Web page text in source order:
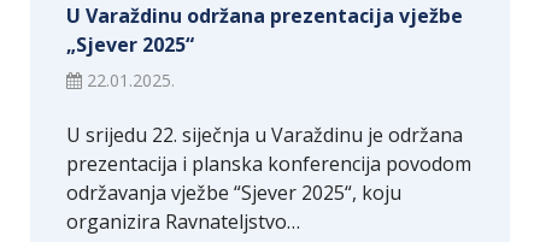
U Varaždinu održana prezentacija vježbe
„Sjever 2025“
22.01.2025.
U srijedu 22. siječnja u Varaždinu je održana
prezentacija i planska konferencija povodom
održavanja vježbe “Sjever 2025“, koju
organizira Ravnateljstvo…